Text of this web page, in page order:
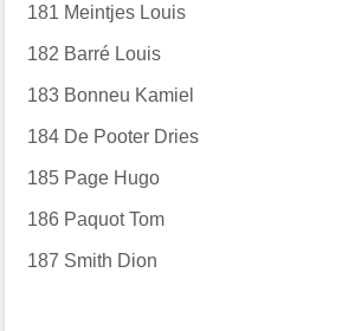
181 Meintjes Louis
182 Barré Louis
183 Bonneu Kamiel
184 De Pooter Dries
185 Page Hugo
186 Paquot Tom
187 Smith Dion